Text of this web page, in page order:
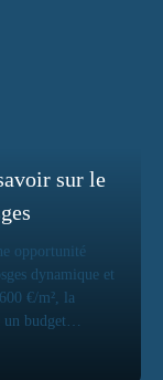
sur le
opportunité
dynamique et
€/m², la
budget